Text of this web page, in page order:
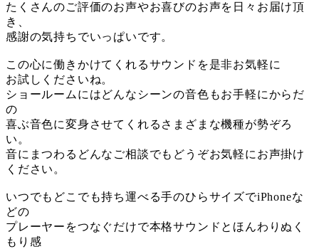
たくさんのご評価のお声やお喜びのお声を日々お届け頂
き、
感謝の気持ちでいっぱいです。
この心に働きかけてくれるサウンドを是非お気軽に
お試しくださいね。
ショールームにはどんなシーンの音色もお手軽にからだ
の
喜ぶ音色に変身させてくれるさまざまな機種が勢ぞろ
い。
音にまつわるどんなご相談でもどうぞお気軽にお声掛け
ください。
いつでもどこでも持ち運べる手のひらサイズでiPhoneな
どの
プレーヤーをつなぐだけで本格サウンドとほんわりぬく
もり感